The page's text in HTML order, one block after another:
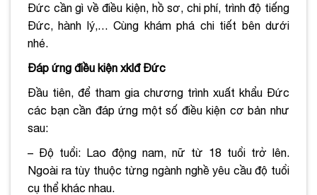
Đức cần gì về điều kiện, hồ sơ, chi phí, trình độ tiếng
Đức, hành lý,… Cùng khám phá chi tiết bên dưới
nhé.
Đáp ứng điều kiện xklđ Đức
Đầu tiên, để tham gia chương trình xuất khẩu Đức
các bạn cần đáp ứng một số điều kiện cơ bản như
sau:
– Độ tuổi: Lao động nam, nữ từ 18 tuổi trở lên.
Ngoài ra tùy thuộc từng ngành nghề yêu cầu độ tuổi
cụ thể khác nhau.